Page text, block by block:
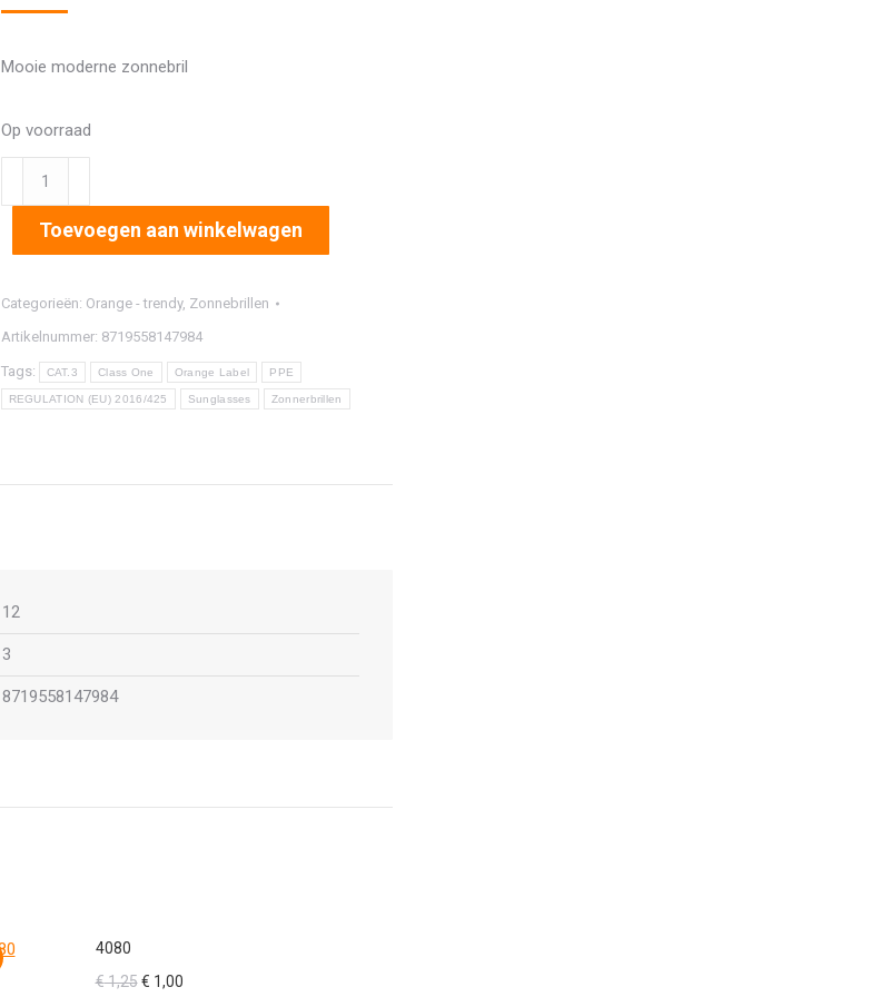
Mooie moderne zonnebril
Op voorraad
aantal
Toevoegen aan winkelwagen
Categorieën: Orange - trendy, Zonnebrillen
Artikelnummer: 8719558147984
Tags: CAT.3 Class One Orange Label PPE
REGULATION (EU) 2016/425 Sunglasses Zonnerbrillen
12
3
8719558147984
4080
€1,25 Oorspronkelijke
€ 1,00Huidige